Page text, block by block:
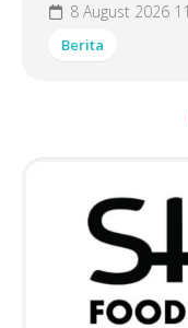
8 August 2026
Berita